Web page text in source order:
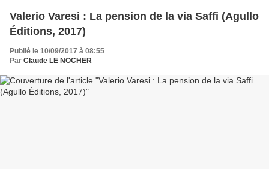
Valerio Varesi : La pension de la via Saffi (Agullo
Éditions, 2017)
Publié le 10/09/2017 à 08:55
Par Claude LE NOCHER